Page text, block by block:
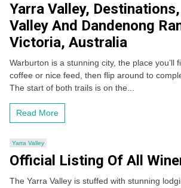
Yarra Valley,
Valley And Dandenong
Victoria, Australia
Warburton is a stunning city, the place you’ll
coffee or nice feed, then flip around to
The start of both trails is on the...
Read More
Yarra Valley
Official Listing Of All
The Yarra Valley is stuffed with stunning